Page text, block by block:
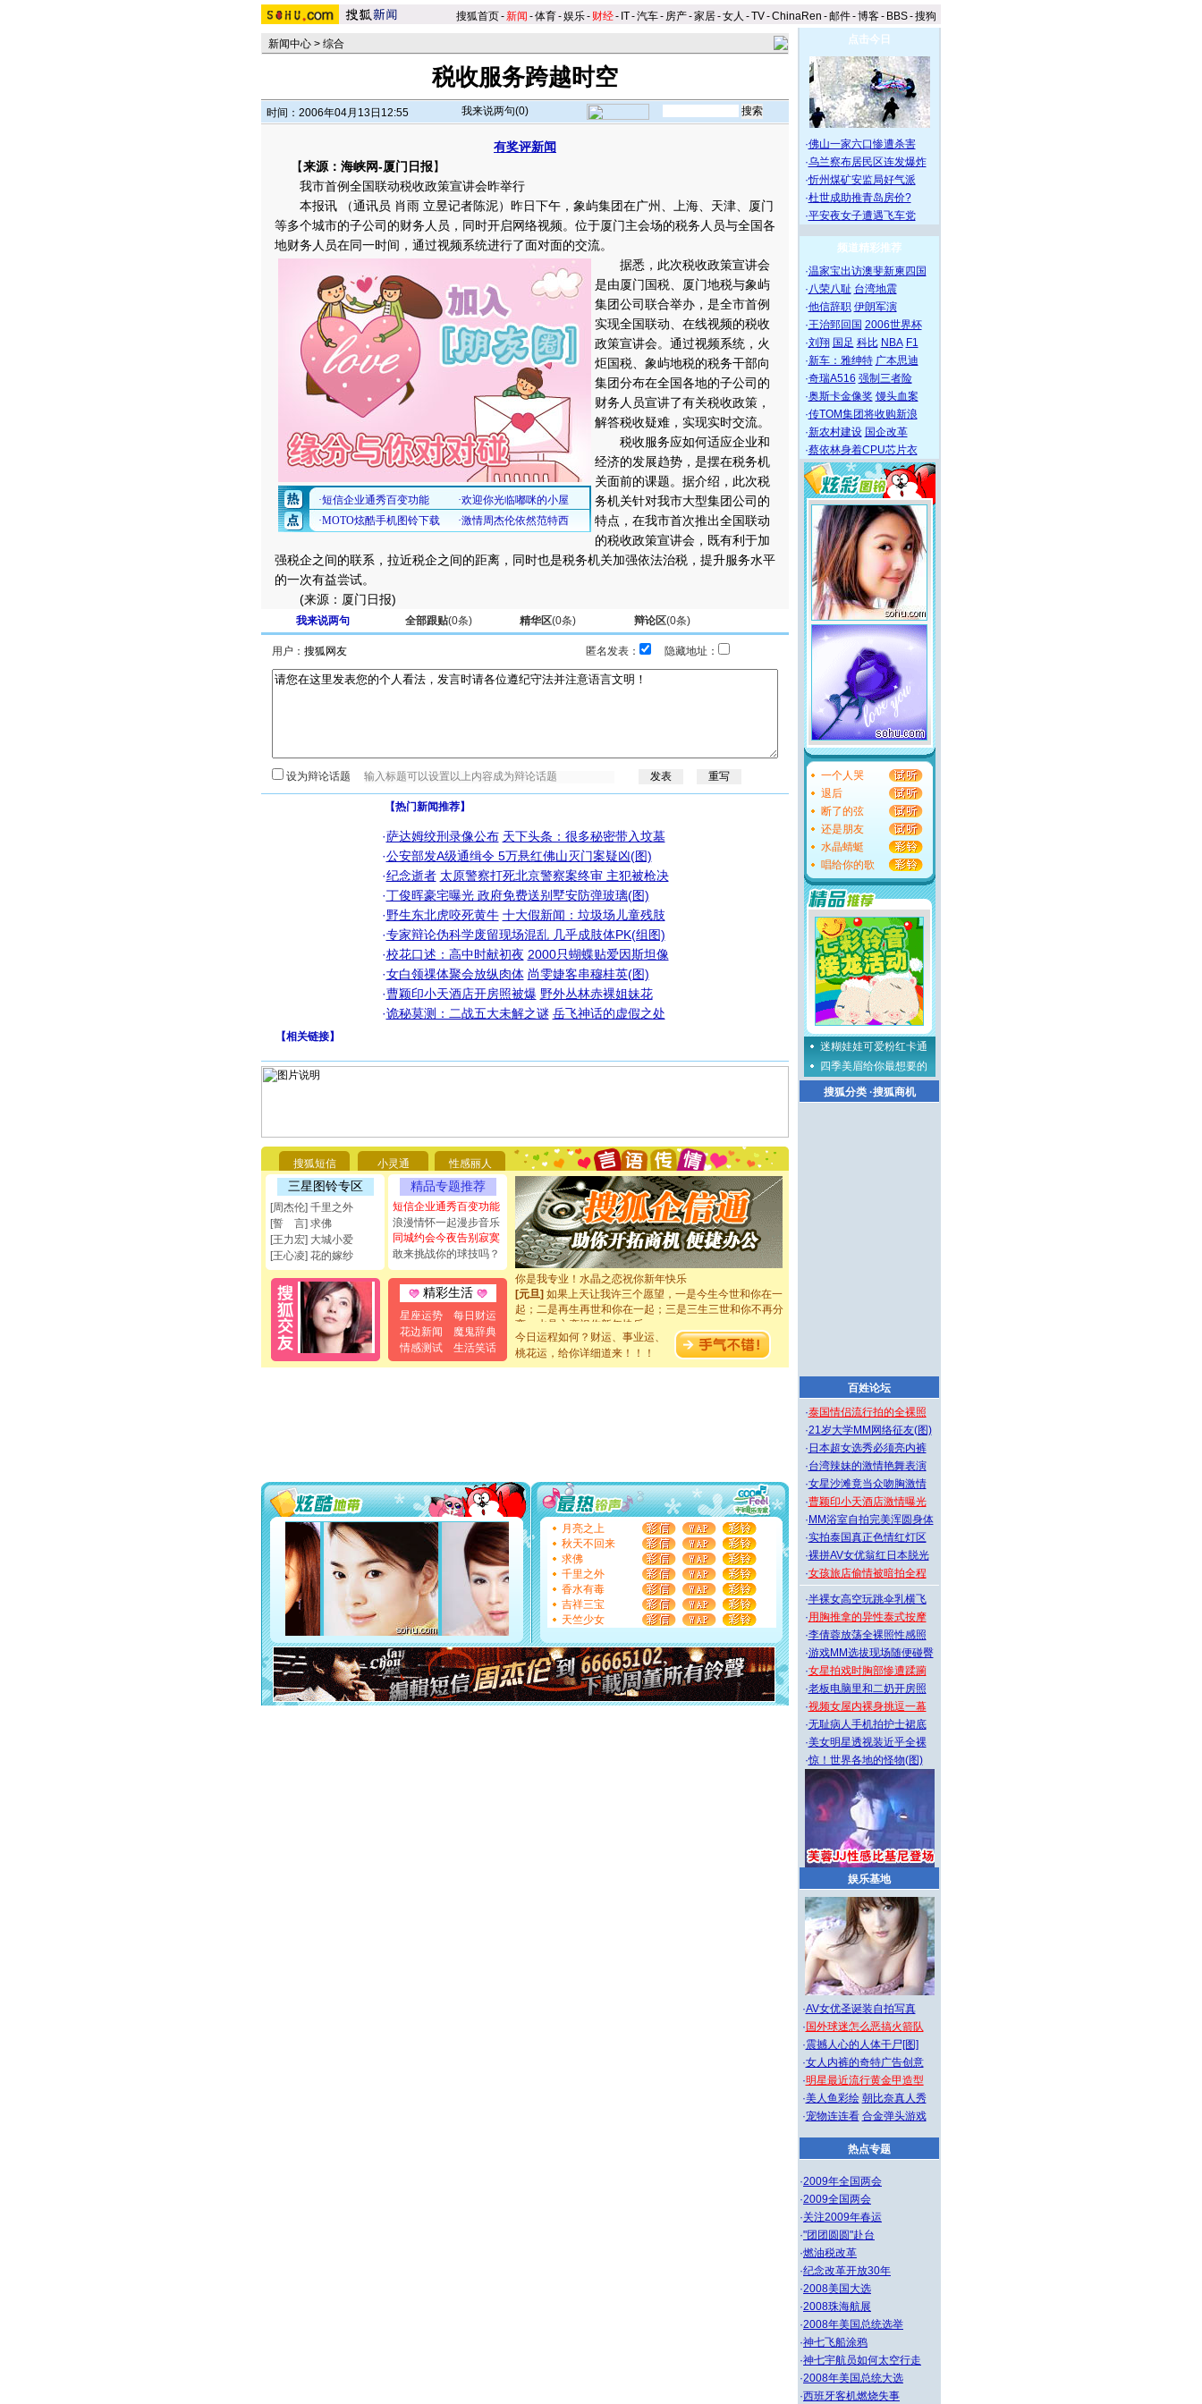
搜狐首页-新闻 -体育-娱乐- 财经- IT-汽车- 房产-家居-女人 -TV-ChinaRen -邮件-博客- BBS-搜狗
新闻中心 > 综合
税收服务跨越时空
时间：2006年04月13日12:55 我来说两句(0)
有奖评新闻
【来源：海峡网-厦门日报】
我市首例全国联动税收政策宣讲会昨举行
本报讯 （通讯员 肖雨 立昱记者陈泥）昨日下午，象屿集团在广州、上海、天津、厦门
等多个城市的子公司的财务人员，同时开启网络视频。位于厦门主会场的税务人员与全国各
地财务人员在同一时间，通过视频系统进行了面对面的交流。
据悉，此次税收政策宣讲会
是由厦门国税、厦门地税与象屿
集团公司联合举办，是全市首例
实现全国联动、在线视频的税收
政策宣讲会。通过视频系统，火
炬国税、象屿地税的税务干部向
集团分布在全国各地的子公司的
财务人员宣讲了有关税收政策，
解答税收疑难，实现实时交流。
税收服务应如何适应企业和
经济的发展趋势，是摆在税务机
关面前的课题。据介绍，此次税
务机关针对我市大型集团公司的
特点，在我市首次推出全国联动
的税收政策宣讲会，既有利于加
强税企之间的联系，拉近税企之间的距离，同时也是税务机关加强依法治税，提升服务水平
的一次有益尝试。
(来源：厦门日报)
我来说两句 全部跟贴(0条) 精华区(0条) 辩论区(0条)
用户： 匿名发表： 隐藏地址：
设为辩论话题
【热门新闻推荐】
·萨达姆绞刑录像公布 天下头条：很多秘密带入坟墓
·公安部发A级通缉令 5万悬红佛山灭门案疑凶(图)
·纪念逝者 太原警察打死北京警察案终审 主犯被枪决
·丁俊晖豪宅曝光 政府免费送别墅安防弹玻璃(图)
·野生东北虎咬死黄牛 十大假新闻：垃圾场儿童残肢
·专家辩论伪科学废留现场混乱 几乎成肢体PK(组图)
·校花口述：高中时献初夜 2000只蝴蝶贴爱因斯坦像
·女白领祼体聚会放纵肉体 尚雯婕客串穆桂英(图)
·曹颖印小天酒店开房照被爆 野外丛林赤裸姐妹花
·诡秘莫测：二战五大未解之谜 岳飞神话的虚假之处
【相关链接】
搜狐短信 小灵通 性感丽人
三星图铃专区
[周杰伦] 千里之外
[誓 言] 求佛
[王力宏] 大城小爱
[王心凌] 花的嫁纱
精品专题推荐
短信企业通秀百变功能
浪漫情怀一起漫步音乐
同城约会今夜告别寂寞
敢来挑战你的球技吗？
精彩生活
星座运势
每日财运
花边新闻
魔鬼辞典
情感测试
生活笑话
你太多，只有给你五千万：千万快乐！千万要健康！千万
要平安！千万要知足！千万不要忘记我！
[圣诞节]不只这样的日子才会想起你,而是这样的日子才
能正大光明地骚扰你,告诉你,圣诞要快乐!新年要快乐!天天
都要快乐噢!
[圣诞节]奉上一颗祝福的心,在这个特别的日子里,愿幸福,
如意,快乐,鲜花,一切美好的祝愿与你同在.圣诞快乐!
[元旦]看到你我会触电；看不到你我要充电；没有你我会
断电。爱你是我职业，想你是我事业，抱你是我特长，吻
你是我专业！水晶之恋祝你新年快乐
[元旦]如果上天让我许三个愿望，一是今生今世和你在一
起；二是再生再世和你在一起；三是三生三世和你不再分
离。水晶之恋祝你新年快乐
[元旦]当我狠下心扭头离去那一刻，你在我身后无助地哭
泣，这痛楚让我明白我多么爱你。我转身抱住你：这猪不
你太多，只有给你五千万：千万快乐！千万要健康！千万
要平安！千万要知足！千万不要忘记我！
[圣诞节]不只这样的日子才会想起你,而是这样的日子才
能正大光明地骚扰你,告诉你,圣诞要快乐!新年要快乐!天天
都要快乐噢!
[圣诞节]奉上一颗祝福的心,在这个特别的日子里,愿幸福,
如意,快乐,鲜花,一切美好的祝愿与你同在.圣诞快乐!
[元旦]
看到你我会触电；看不到你我要充电；没有你我会
断电。爱你是我职业，想你是我事业，抱你是我特长，吻
你是我专业！水晶之恋祝你新年快乐
[元旦]
如果上天让我许三个愿望，一是今生今世和你在一
起；二是再生再世和你在一起；三是三生三世和你不再分
离。水晶之恋祝你新年快乐
[元旦]当我狠下心扭头离去那一刻，你在我身后无助地哭
泣，这痛楚让我明白我多么爱你。我转身抱住你：这猪不
今日运程如何？财运、事业运、
桃花运，给你详细道来！！！
月亮之上
秋天不回来
求佛
千里之外
香水有毒
吉祥三宝
天竺少女
点击今日
·佛山一家六口惨遭杀害
·乌兰察布居民区连发爆炸
·忻州煤矿安监局好气派
·杜世成助推青岛房价?
·平安夜女子遭遇飞车党
频道精彩推荐
·温家宝出访澳斐新柬四国
·八荣八耻 台湾地震
·他信辞职 伊朗军演
·王治郅回国 2006世界杯
·刘翔 国足 科比 NBA F1
·新车：雅绅特 广本思迪
·奇瑞A516 强制三者险
·奥斯卡金像奖 馒头血案
·传TOM集团将收购新浪
·新农村建设 国企改革
·蔡依林身着CPU芯片衣
一个人哭
退后
断了的弦
还是朋友
水晶蜻蜓
唱给你的歌
迷糊娃娃可爱粉红卡通
四季美眉给你最想要的
搜狐分类·搜狐商机
百姓论坛
·泰国情侣流行拍的全裸照
·21岁大学MM网络征友(图)
· 日本超女选秀必须亮内裤
·台湾辣妹的激情艳舞表演
·女星沙滩竟当众吻胸激情
·曹颖印小天酒店激情曝光
· MM浴室自拍完美浑圆身体
·实拍泰国真正色情红灯区
·裸拼AV女优翁红日本脱光
·女孩旅店偷情被暗拍全程
·半裸女高空玩跳伞乳横飞
·用胸推拿的异性泰式按摩
·李倩蓉放荡全裸照性感照
·游戏MM选拔现场随便碰臀
·女星拍戏时胸部惨遭蹂躏
·老板电脑里和二奶开房照
·视频女屋内裸身挑逗一幕
·无耻病人手机拍护士裙底
·美女明星透视装近乎全裸
·惊！世界各地的怪物(图)
娱乐基地
·AV女优圣诞装自拍写真
· 国外球迷怎么恶搞火箭队
·震撼人心的人体干尸[图]
·女人内裤的奇特广告创意
·明星最近流行黄金甲造型
·美人鱼彩绘 朝比奈真人秀
·宠物连连看 合金弹头游戏
热点专题
·2009年全国两会
·2009全国两会
·关注2009年春运
·"团团圆圆"赴台
·燃油税改革
·纪念改革开放30年
·2008美国大选
·2008珠海航展
·2008年美国总统选举
·神七飞船涂鸦
·神七宇航员如何太空行走
·2008年美国总统大选
·西班牙客机燃烧失事